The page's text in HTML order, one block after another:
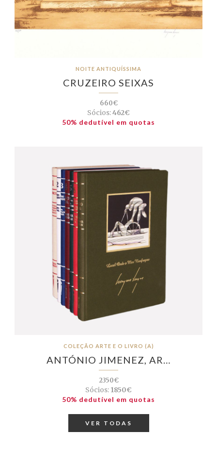
NOITE ANTIQUÍSSIMA
CRUZEIRO SEIXAS
660€
Sócios:462€
50% dedutível em quotas
COLEÇÃO ARTE E O LIVRO (A)
ANTÓNIO JIMENEZ, AR…
2350€
Sócios: 1850€
50% dedutível em quotas
VER TODAS